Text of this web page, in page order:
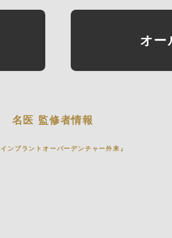
オー
名医 監修者情報
インプラントオーバーデンチャー外来』